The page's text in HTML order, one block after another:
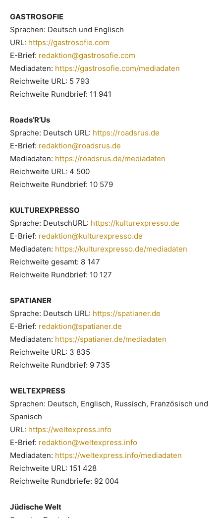
GASTROSOFIE
Sprachen: Deutsch und Englisch
URL: https://gastrosofie.com
E-Brief: redaktion@gastrosofie.com
Mediadaten: https://gastrosofie.com/mediadaten
Reichweite URL: 5 793
Reichweite Rundbrief: 11 941
Roads’R’Us
Sprache: Deutsch URL: https://roadsrus.de
E-Brief: redaktion@roadsrus.de
Mediadaten: https://roadsrus.de/mediadaten
Reichweite URL: 4 500
Reichweite Rundbrief: 10 579
KULTUREXPRESSO
Sprache: DeutschURL: https://kulturexpresso.de
E-Brief: redaktion@kulturexpresso.de
Mediadaten: https://kulturexpresso.de/mediadaten
Reichweite gesamt: 8 147
Reichweite Rundbrief: 10 127
SPATIANER
Sprache: Deutsch URL: https://spatianer.de
E-Brief: redaktion@spatianer.de
Mediadaten: https://spatianer.de/mediadaten
Reichweite URL: 3 835
Reichweite Rundbrief: 9 735
WELTEXPRESS
Sprachen: Deutsch, Englisch, Russisch, Französisch und
Spanisch
URL: https://weltexpress.info
E-Brief: redaktion@weltexpress.info
Mediadaten: https://weltexpress.info/mediadaten
Reichweite URL: 151 428
Reichweite Rundbriefe: 92 004
Jüdische Welt